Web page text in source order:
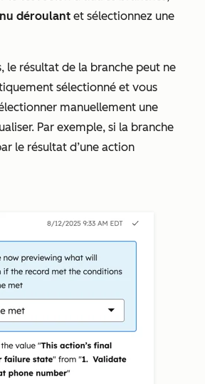
déroulant et sélectionnez une
le résultat de la branche peut ne
sélectionné et vous
manuellement une
Par exemple, si la branche
le résultat d’une action